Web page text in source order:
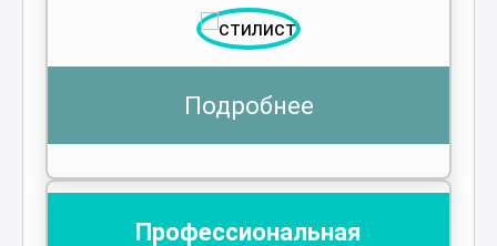
Подробнее
Профессиональная